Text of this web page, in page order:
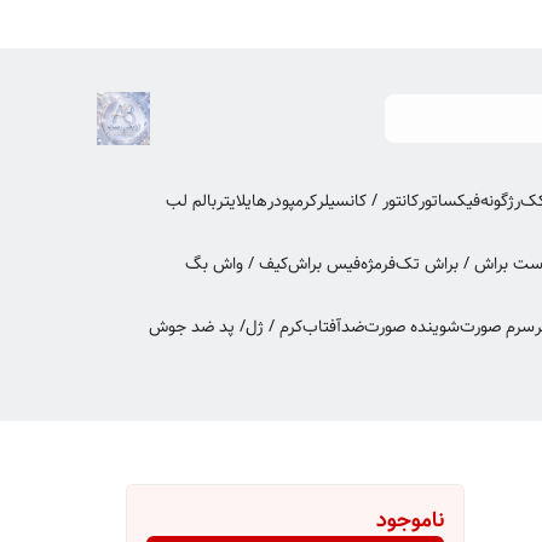
رژگونهفیکساتورکانتور / کانسیلرکرمپودرهایلایتربالم لب
ست براش / براش تکفرمژهفیس براشکیف / واش بگ
سرم صورتشوینده صورتضدآفتابکرم / ژل/ پد ضد جوش
ناموجود